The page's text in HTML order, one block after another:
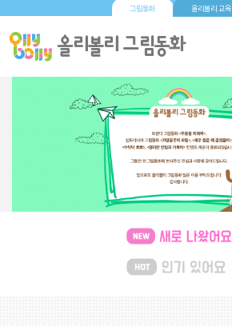
그림동화 올리볼리 교육
새로 나왔어요(139)
인기 있어요(132)